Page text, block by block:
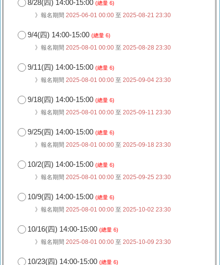
8/28(四) 14:00-15:00 (總量 6)
》報名期間 2025-06-01 00:00 至 2025-08-21 23:30
9/4(四) 14:00-15:00 (總量 6)
》報名期間 2025-08-01 00:00 至 2025-08-28 23:30
9/11(四) 14:00-15:00 (總量 6)
》報名期間 2025-08-01 00:00 至 2025-09-04 23:30
9/18(四) 14:00-15:00 (總量 6)
》報名期間 2025-08-01 00:00 至 2025-09-11 23:30
9/25(四) 14:00-15:00 (總量 6)
》報名期間 2025-08-01 00:00 至 2025-09-18 23:30
10/2(四) 14:00-15:00 (總量 6)
》報名期間 2025-08-01 00:00 至 2025-09-25 23:30
10/9(四) 14:00-15:00 (總量 6)
》報名期間 2025-08-01 00:00 至 2025-10-02 23:30
10/16(四) 14:00-15:00 (總量 6)
》報名期間 2025-08-01 00:00 至 2025-10-09 23:30
10/23(四) 14:00-15:00 (總量 6)